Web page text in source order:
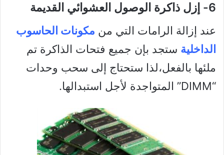
6- إزل ذاكرة الوصول العشوائي القديمة
عند إزالة الرامات التي من مكونات الحاسوب
الداخلية ستجد بإن جميع فتحات الذاكرة تم
ملئها بالفعل،لذا ستحتاج إلى سحب وحدات
“DIMM” المتواجدة لأجل استبدالها.